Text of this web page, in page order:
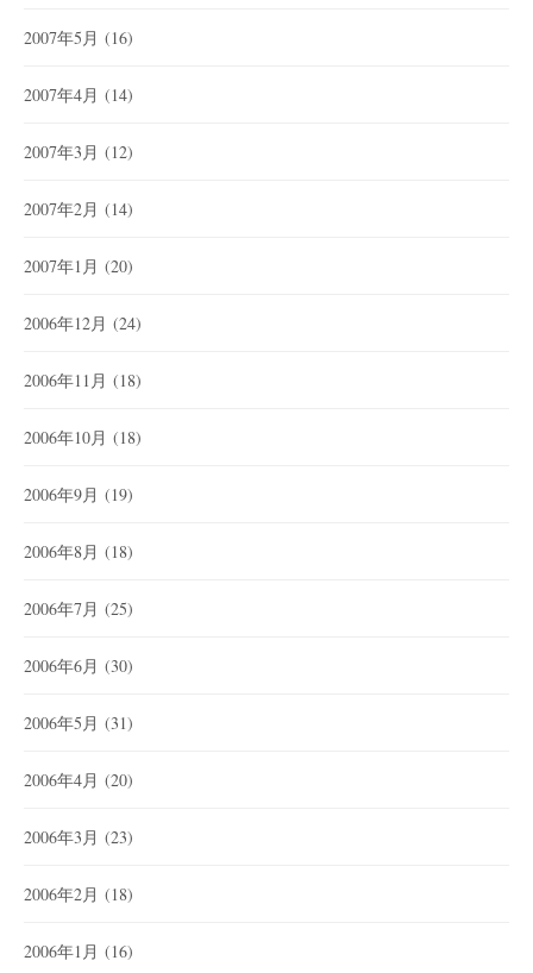
2007年5月 (16)
2007年4月 (14)
2007年3月 (12)
2007年2月 (14)
2007年1月 (20)
2006年12月 (24)
2006年11月 (18)
2006年10月 (18)
2006年9月 (19)
2006年8月 (18)
2006年7月 (25)
2006年6月 (30)
2006年5月 (31)
2006年4月 (20)
2006年3月 (23)
2006年2月 (18)
2006年1月 (16)